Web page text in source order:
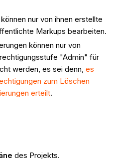
nur von ihnen erstellte
Markups bearbeiten.
können nur von
"Admin" für
werden, es sei denn,es
zum Löschen
erteilt.
des Projekts.